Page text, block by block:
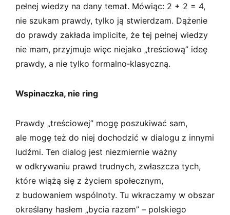
pełnej wiedzy na dany temat. Mówiąc: 2 + 2 = 4,
nie szukam prawdy, tylko ją stwierdzam. Dążenie
do prawdy zakłada implicite, że tej pełnej wiedzy
nie mam, przyjmuje więc niejako „treściową” ideę
prawdy, a nie tylko formalno­‑klasyczną.
Wspinaczka, nie ring
Prawdy „treściowej” mogę poszukiwać sam,
ale mogę też do niej dochodzić w dialogu z innymi
ludźmi. Ten dialog jest niezmiernie ważny
w odkrywaniu prawd trudnych, zwłaszcza tych,
które wiążą się z życiem społecznym,
z budowaniem wspólnoty. Tu wkraczamy w obszar
określany hasłem „bycia razem” – polskiego